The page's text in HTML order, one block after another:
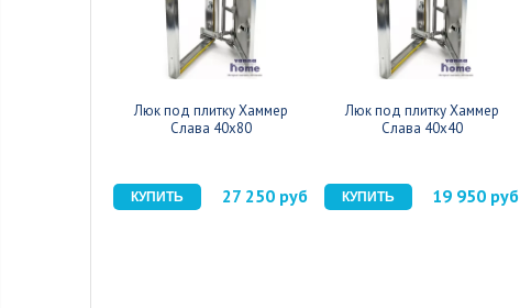
Люк под плитку Хаммер
Слава 40x80
27 250 руб
Люк под плитку Хаммер
Слава 40x40
19 950 руб